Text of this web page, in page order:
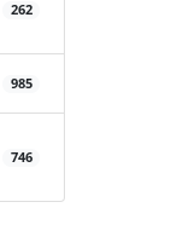
262
985
746